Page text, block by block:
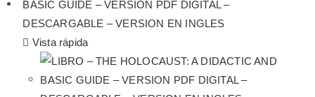
Vista rápida